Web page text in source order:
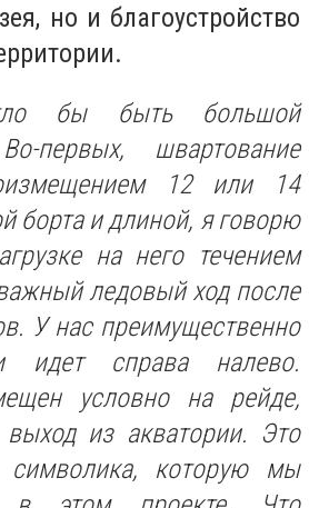
но и благоустройство
бы быть большой
первых, швартование
12 или 14
борта и длиной, я говорю
на него течением
ледовый ход после
У нас преимущественно
идет справа налево.
условно на рейде,
из акватории. Это
символика, которую мы